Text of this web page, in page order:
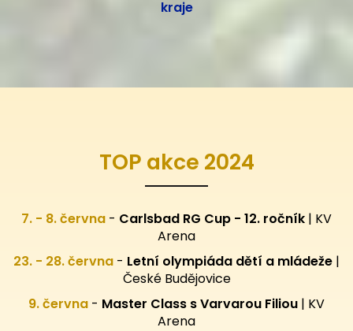
kraje
TOP akce 2024
7. - 8. června - Carlsbad RG Cup - 12. ročník | KV
Arena
23. - 28. června - Letní olympiáda dětí a mládeže |
České Budějovice
9. června - Master Class s Varvarou Filiou | KV
Arena